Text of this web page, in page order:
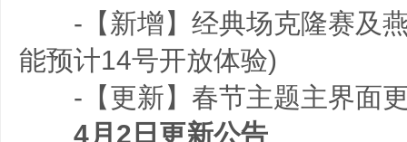
-【新增】经典场克隆赛及燕
能预计14号开放体验)
-【更新】春节主题主界面
4月2日更新公告